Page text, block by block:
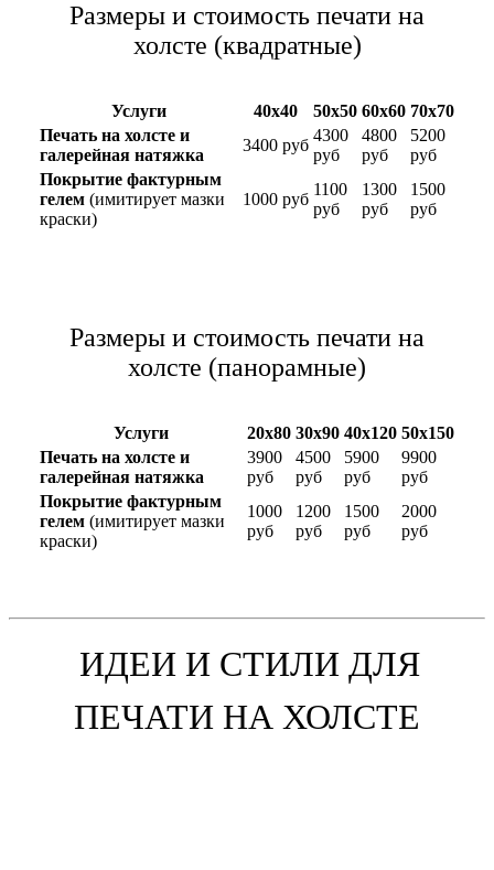
Размеры и стоимость печати на
холсте (квадратные)
Услуги 40х40 50х50 60х60 70х70
Печать на холсте и
галерейная натяжка
3400 руб
4300
руб
4800
руб
5200
руб
Покрытие фактурным
гелем (имитирует мазки
краски)
1000 руб
1100
руб
1300
руб
1500
руб
Размеры и стоимость печати на
холсте (панорамные)
Услуги 20х80 30х90 40х120 50х150
Печать на холсте и
галерейная натяжка
3900
руб
4500
руб
5900
руб
9900
руб
Покрытие фактурным
гелем (имитирует мазки
краски)
1000
руб
1200
руб
1500
руб
2000
руб
ИДЕИ И СТИЛИ ДЛЯ
ПЕЧАТИ НА ХОЛСТЕ